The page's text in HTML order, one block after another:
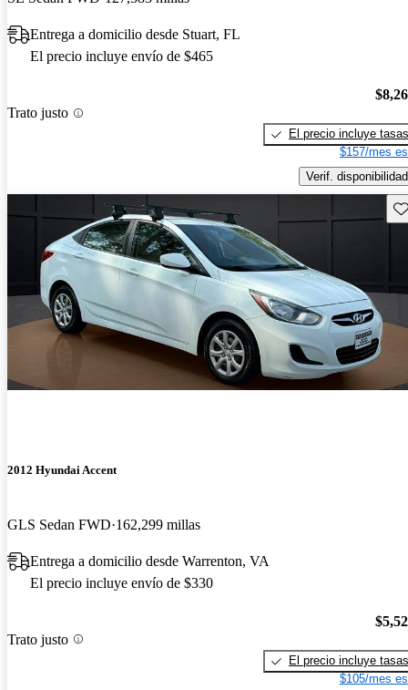
Entrega a domicilio desde Stuart, FL
El precio incluye envío de $465
Trato justo
El precio incluye tasas
$157/mes
Verif. disponibilidad
2012 Hyundai Accent
GLS Sedan FWD 162,299 millas
Entrega a domicilio desde Warrenton, VA
El precio incluye envío de $330
Trato justo
El precio incluye tasas
$105/mes